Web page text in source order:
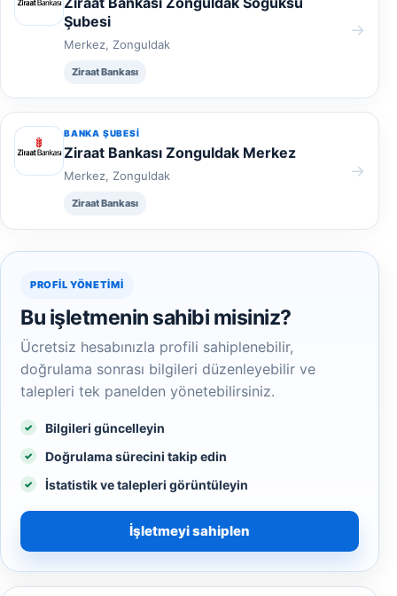
Şubesi
Merkez, Zonguldak
Ziraat Bankası
→
BANKA ŞUBESI
Ziraat Bankası Zonguldak Merkez
Merkez, Zonguldak
Ziraat Bankası
→
PROFIL YÖNETIMI
Bu işletmenin sahibi misiniz?
Ücretsiz hesabınızla profili sahiplenebilir,
doğrulama sonrası bilgileri düzenleyebilir ve
talepleri tek panelden yönetebilirsiniz.
Bilgileri güncelleyin
Doğrulama sürecini takip edin
İstatistik ve talepleri görüntüleyin
İşletmeyi sahiplen